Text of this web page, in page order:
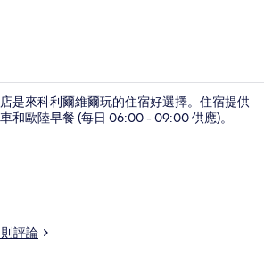
是來科利爾維爾玩的住宿好選擇。住宿提供
和歐陸早餐 (每日 06:00 - 09:00 供應)。
評論